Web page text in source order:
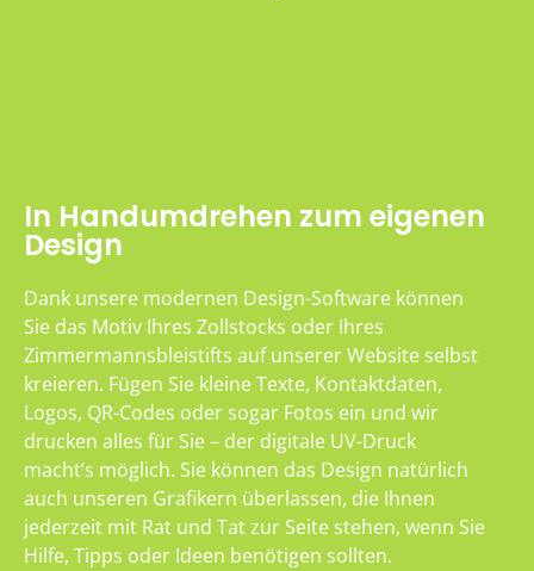
In Handumdrehen zum eigenen
Design
Dank unsere modernen Design-Software können
Sie das Motiv Ihres Zollstocks oder Ihres
Zimmermannsbleistifts auf unserer Website selbst
kreieren. Fügen Sie kleine Texte, Kontaktdaten,
Logos, QR-Codes oder sogar Fotos ein und wir
drucken alles für Sie – der digitale UV-Druck
macht’s möglich. Sie können das Design natürlich
auch unseren Grafikern überlassen, die Ihnen
jederzeit mit Rat und Tat zur Seite stehen, wenn Sie
Hilfe, Tipps oder Ideen benötigen sollten.